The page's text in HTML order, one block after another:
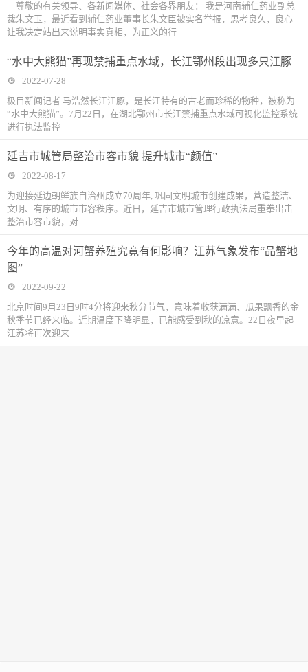
尊敬的有关领导、各新闻媒体、社会各界朋友： 我是河南辅仁药业副总
裁朱文玉，最近看到辅仁药业董事长朱文臣被实名举报，思考良久，良心
让我决定站出来说明事实真相，为正义的行
“水中大熊猫”再现禁捕重点水域，长江鄂州段出现多只江豚
2022-07-28
极目新闻记者 马浩然长江江豚，是长江特有的古老而珍稀的物种，被称为
“水中大熊猫”。7月22日，在湖北鄂州市长江禁捕重点水域可视化监控系统
进行执法监控
延吉市城管局整治市容市貌 提升城市“颜值”
2022-08-17
为迎接延边朝鲜族自治州成立70周年, 巩固文明城市创建成果，营造整洁、
文明、有序的城市市容秩序。近日，延吉市城市管理行政执法局重拳出击
整治市容市貌，对
今年的高温对河蟹养殖究竟有何影响？江苏气象发布“品蟹地
图”
2022-09-22
北京时间9月23日9时4分将迎来秋分节气，意味着收获满满、瓜果飘香的金
秋季节已经来临。近期温度下降明显，已能感受到秋的凉意。22日夜里起
江苏将再次迎来